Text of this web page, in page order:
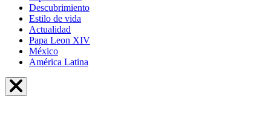
Descubrimiento
Estilo de vida
Actualidad
Papa Leon XIV
México
América Latina